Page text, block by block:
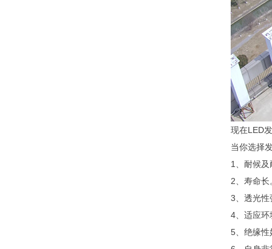
现在LED
当你选择
1、耐候
2、寿命
3、透光性
4、适应环
5、绝缘性